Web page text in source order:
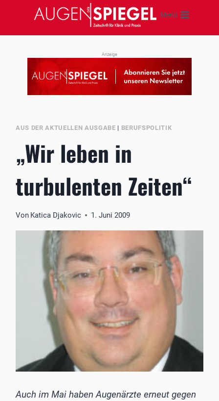
springen
Menü
Anzeige
AUS DER AKTUELLEN AUSGABE | BERUFSPOLITIK
„Wir leben in
turbulenten Zeiten“
Von Katica Djakovic 1. Juni 2009
Auch im Mai haben Augenärzte erneut gegen